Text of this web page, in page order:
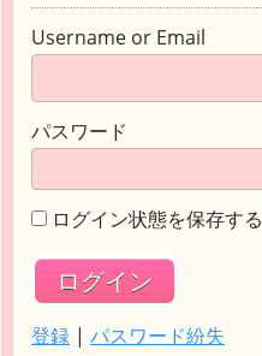
Username or Email
パスワード
ログイン状態を保存する
登録 | パスワード紛失